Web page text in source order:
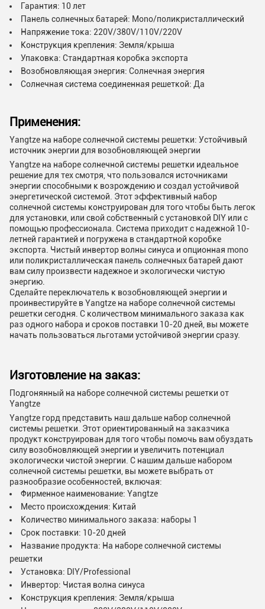
Гарантия: 10 лет
Панель солнечных батарей: Mono/поликристаллический
Напряжение тока: 220V/380V/110V/220V
Конструкция крепления: Земля/крыша
Упаковка: Стандартная коробка экспорта
Возобновляющая энергия: Солнечная энергия
Солнечная система соединенная решеткой: Да
Применения:
Yangtze на наборе солнечной системы решетки: Устойчивый
источник энергии для возобновляющей энергии
Yangtze на наборе солнечной системы решетки идеальное
решение для тех смотря, что пользовался источниками
энергии способными к возрождению и создал устойчивой
энергетической системой. Этот эффективный набор
солнечной системы конструирован для того чтобы быть легок
для установки, или свой собственный с установкой DIY или с
помощью профессионала. Система приходит с надежной 10-
летней гарантией и погружена в стандартной коробке
экспорта. Чистый инвертор волны синуса и опционная mono
или поликристаллическая панель солнечных батарей дают
вам силу произвести надежное и экологически чистую
энергию.
Сделайте переключатель к возобновляющей энергии и
проинвестируйте в Yangtze на наборе солнечной системы
решетки сегодня. С количеством минимального заказа как
раз одного набора и сроков поставки 10-20 дней, вы можете
начать пользоваться льготами устойчивой энергии сразу.
Изготовление на заказ:
Подгонянный на наборе солнечной системы решетки от
Yangtze
Yangtze горд представить наш дальше набор солнечной
системы решетки. Этот ориентированный на заказчика
продукт конструирован для того чтобы помочь вам обуздать
силу возобновляющей энергии и увеличить потенциал
экологически чистой энергии. С нашим дальше набором
солнечной системы решетки, вы можете выбрать от
разнообразие особенностей, включая:
Фирменное наименование: Yangtze
Место происхождения: Китай
Количество минимального заказа: наборы 1
Срок поставки: 10-20 дней
Название продукта: На наборе солнечной системы
решетки
Установка: DIY/Professional
Инвертор: Чистая волна синуса
Конструкция крепления: Земля/крыша